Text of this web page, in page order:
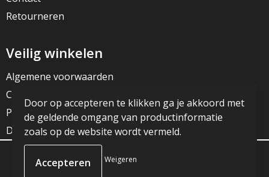
Retourneren
Veilig winkelen
Algemene voorwaarden
Cookieverklaring
Privacyverklaring
Disclaimer
© Copyright JG Reclame 2023
Door op accepteren te klikken ga je akkoord met
de geldende omgang van productinformatie
zoals op de website wordt vermeld.
Weigeren